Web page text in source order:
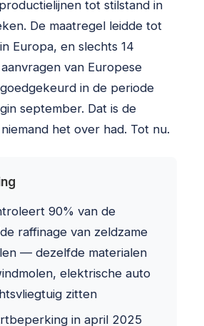
tot stilstand in
De maatregel leidde tot
Europa, en slechts 14
van Europese
in de periode
september. Dat is de
het over had. Tot nu.
90% van de
raffinage van zeldzame
— dezelfde materialen
elektrische auto
zitten
in april 2025